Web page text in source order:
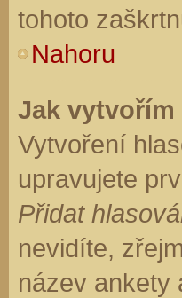
tohoto
Nahoru
Jak vytvořím
Vytvoření
upravujete
Přidat
nevidíte,
název ankety